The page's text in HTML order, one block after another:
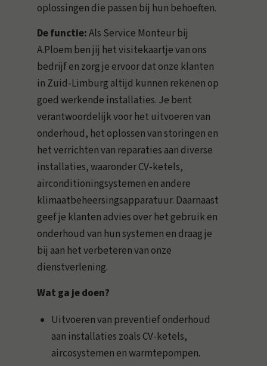
oplossingen die passen bij hun behoeften.
De functie:Als Service Monteur bij
A.Ploem ben jij het visitekaartje van ons
bedrijf en zorg je ervoor dat onze klanten
in Zuid-Limburg altijd kunnen rekenen op
goed werkende installaties. Je bent
verantwoordelijk voor het uitvoeren van
onderhoud, het oplossen van storingen en
het verrichten van reparaties aan diverse
installaties, waaronder CV-ketels,
airconditioningsystemen en andere
klimaatbeheersingsapparatuur. Daarnaast
geef je klanten advies over het gebruik en
onderhoud van hun systemen en draag je
bij aan het verbeteren van onze
dienstverlening.
Wat ga je doen?
Uitvoeren van preventief onderhoud
aan installaties zoals CV-ketels,
aircosystemen en warmtepompen.